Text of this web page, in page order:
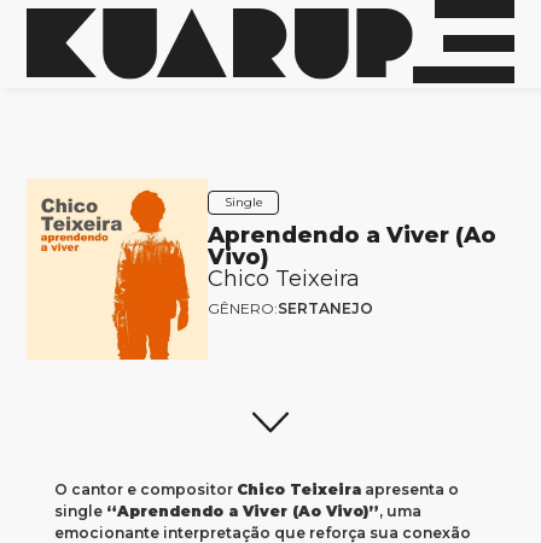
Single
Aprendendo a Viver (Ao
Vivo)
Chico Teixeira
GÊNERO:SERTANEJO
O cantor e compositor Chico Teixeiraapresenta o
single “Aprendendo a Viver (Ao Vivo)”, uma
emocionante interpretação que reforça sua conexão